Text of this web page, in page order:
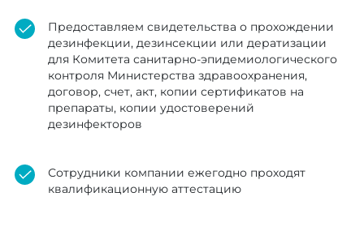
Предоставляем свидетельства о прохождении
дезинфекции, дезинсекции или дератизации
для Комитета санитарно-эпидемиологического
контроля Министерства здравоохранения,
договор, счет, акт, копии сертификатов на
препараты, копии удостоверений
дезинфекторов
Сотрудники компании ежегодно проходят
квалификационную аттестацию